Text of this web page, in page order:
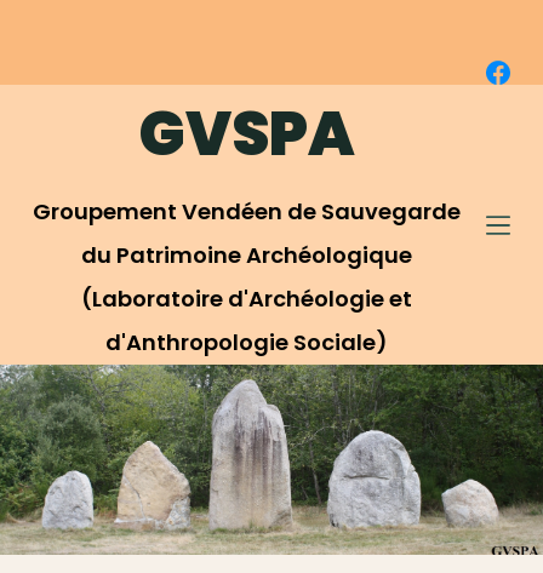
s
a
t
e
n
u
GVSPA
Groupement Vendéen de Sauvegarde
du Patrimoine Archéologique
(Laboratoire d'Archéologie et
d'Anthropologie Sociale)